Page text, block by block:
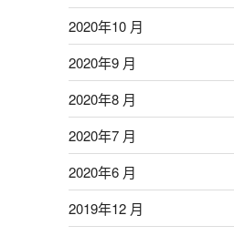
2020年10 月
2020年9 月
2020年8 月
2020年7 月
2020年6 月
2019年12 月